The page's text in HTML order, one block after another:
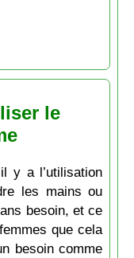
le
y a l’utilisation
les mains ou
besoin, et ce
que cela
besoin comme